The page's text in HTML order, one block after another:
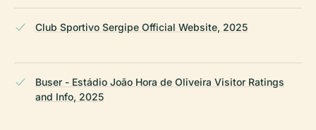
Club Sportivo Sergipe Official Website, 2025
Buser - Estádio João Hora de Oliveira Visitor Ratings
and Info, 2025